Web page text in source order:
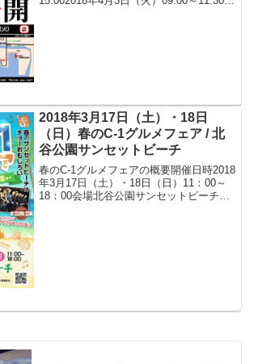
2018年3月17日（土）・18日
（日）春のC-1グルメフェア / 北
谷公園サンセットビーチ
春のC-1グルメフェアの概要開催日時2018
年3月17日（土）・18日（日）11：00～
18：00会場北谷公園サンセットビーチ